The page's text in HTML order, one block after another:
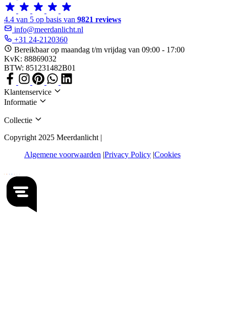
4.4 van 5 op basis van 9821 reviews
info@meerdanlicht.nl
+31 24-2120360
Bereikbaar op maandag t/m vrijdag van 09:00 - 17:00
KvK: 88869032
BTW: 851231482B01
Klantenservice
Informatie
Collectie
Copyright 2025 Meerdanlicht |
Algemene voorwaarden Privacy Policy Cookies